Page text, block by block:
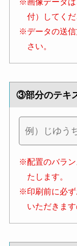
付）してくだ
※データの送信
さい。
③部分のテキ
※配置のバラン
たします。
※印刷前に必ず
いただきま